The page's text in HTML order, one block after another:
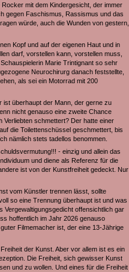
mit dem Kindergesicht, der immer
gegen Faschismus, Rassismus und das
würde, auch die Wunden von gestern,
Kopf und auf der eigenen Haut und in
darf, vorstellen kann, vorstellen muss,
Marie Trintignant so sehr
Neurochirurg danach feststellte,
als sei ein Motorrad mit 200
ist überhaupt der Mann, der gerne zu
nicht genauso eine zweite Chance
Verliebten schmettert? Der hatte einer
die Toilettenschüssel geschmettert, bis
nämlich stets tadellos benommen.
- einzig und allein das
und diene als Referenz für die
ist von der Kunstfreiheit gedeckt. Nur
vom Künstler trennen lässt, sollte
so eine Trennung überhaupt ist und was
offensichtlich gar
hoffentlich im Jahr 2026 genauso
Filmemacher ist, der eine 13-Jährige
der Kunst. Aber vor allem ist es ein
Die Freiheit, sich gewisser Kunst
und zu wollen. Und eines für die Freiheit